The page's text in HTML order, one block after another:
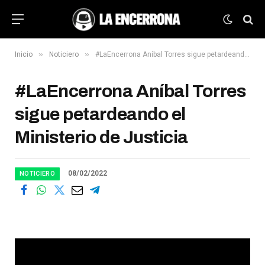
Inicio » Noticiero » #LaEncerrona Aníbal Torres sigue petardeando el Ministerio de Justicia
#LaEncerrona Aníbal Torres
sigue petardeando el
Ministerio de Justicia
NOTICIERO 08/02/2022